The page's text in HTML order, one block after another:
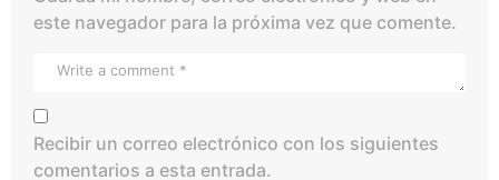
este navegador para la próxima vez que comente.
Recibir un correo electrónico con los siguientes
comentarios a esta entrada.